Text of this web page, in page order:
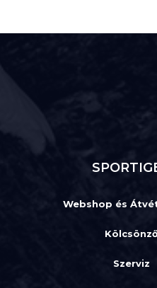
Webshop és
Kölcsönző
Szerviz